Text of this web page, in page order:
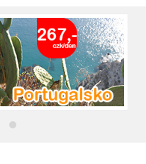
Blanca, se nachází
Alicante.
Lefkada: Kompletní
Lefkada je skvělý